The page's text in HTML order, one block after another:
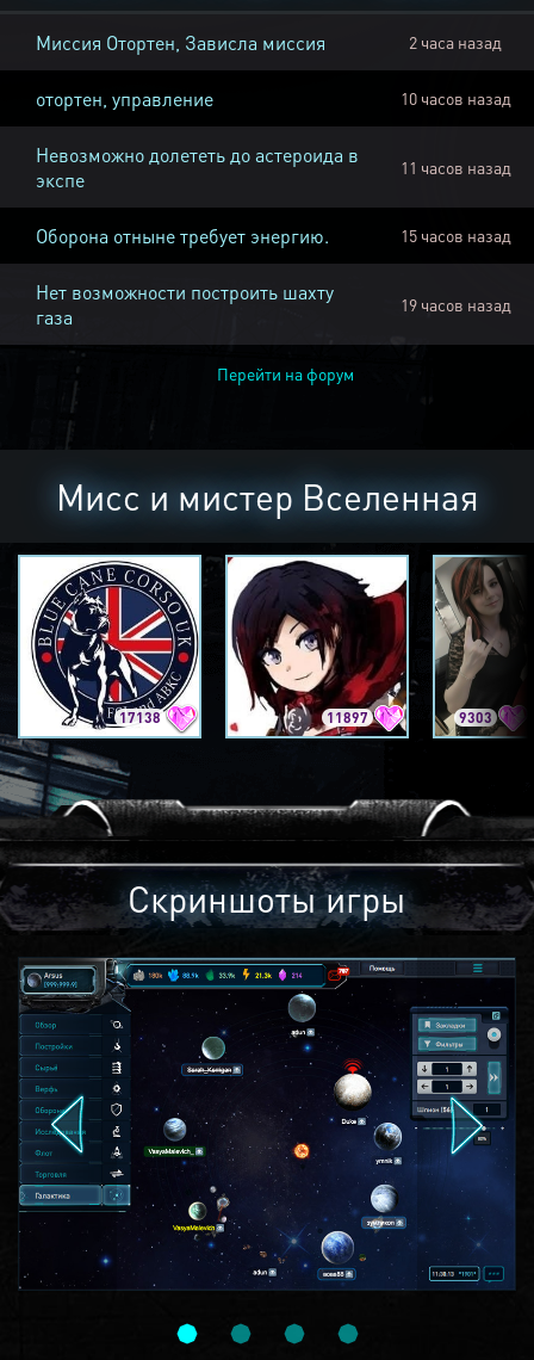
Миссия Отортен, Зависла миссия 2 часа назад
отортен, управление 10 часов назад
Невозможно долететь до астероида в
экспе
11 часов назад
Оборона отныне требует энергию. 15 часов назад
Нет возможности построить шахту
газа
19 часов назад
Перейти на форум
Мисс и мистер Вселенная
17138 11897 9303
Скриншоты игры